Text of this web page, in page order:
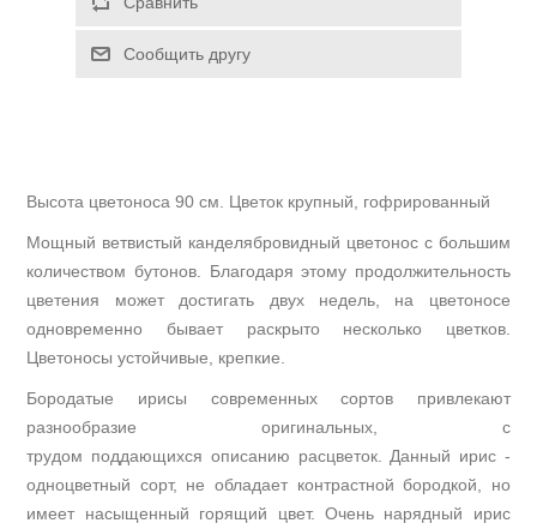
Высота цветоноса 90 см. Цветок крупный, гофрированный
Мощный ветвистый канделябровидный цветонос с большим
количеством бутонов. Благодаря этому продолжительность
цветения может достигать двух недель, на цветоносе
одновременно бывает раскрыто несколько цветков.
Цветоносы устойчивые, крепкие.
Бородатые ирисы современных сортов привлекают
разнообразие оригинальных, с
трудом поддающихся описанию расцветок. Данный ирис -
одноцветный сорт, не обладает контрастной бородкой, но
имеет насыщенный горящий цвет. Очень нарядный ирис